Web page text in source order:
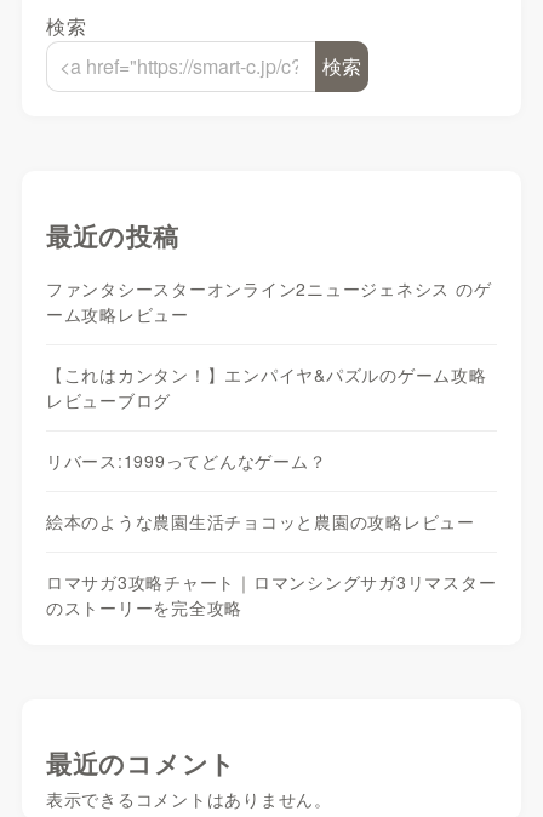
検索
検索
最近の投稿
ファンタシースターオンライン2ニュージェネシス のゲ
ーム攻略レビュー
【これはカンタン！】エンパイヤ&パズルのゲーム攻略
レビューブログ
リバース:1999ってどんなゲーム？
絵本のような農園生活チョコッと農園の攻略レビュー
ロマサガ3攻略チャート｜ロマンシングサガ3リマスター
のストーリーを完全攻略
最近のコメント
表示できるコメントはありません。